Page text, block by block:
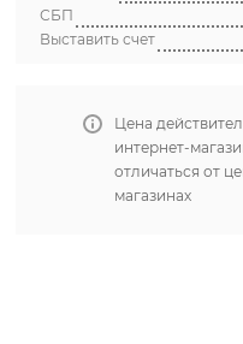
СБП
Выставить счет
Цена
интернет-
отличаться от
магазинах